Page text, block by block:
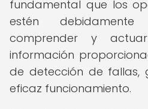
fundamental que los
estén
comprender y
información
de detección de fallas,
eficaz funcionamiento.